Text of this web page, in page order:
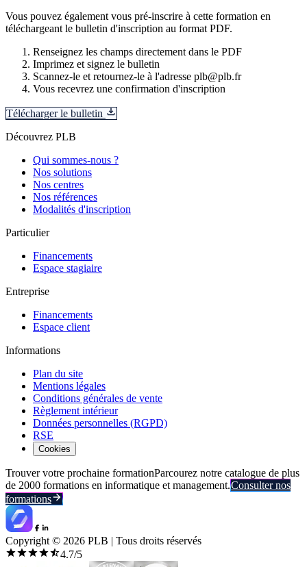
Vous pouvez également vous pré-inscrire à cette formation en
téléchargeant le bulletin d'inscription au format PDF.
Renseignez les champs directement dans le PDF
Imprimez et signez le bulletin
Scannez-le et retournez-le à l'adresse plb@plb.fr
Vous recevrez une confirmation d'inscription
Télécharger le bulletin
Découvrez PLB
Qui sommes-nous ?
Nos solutions
Nos centres
Nos références
Modalités d'inscription
Particulier
Financements
Espace stagiaire
Entreprise
Financements
Espace client
Informations
Plan du site
Mentions légales
Conditions générales de vente
Règlement intérieur
Données personnelles (RGPD)
RSE
Cookies
Trouver votre prochaine formationParcourez notre catalogue de plus
de 2000 formations en informatique et management.Consulter nos
formations
Copyright © 2026 PLB | Tous droits réservés
4.7/5